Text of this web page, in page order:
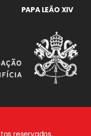
PAPA LEÃO XIV
reservados.